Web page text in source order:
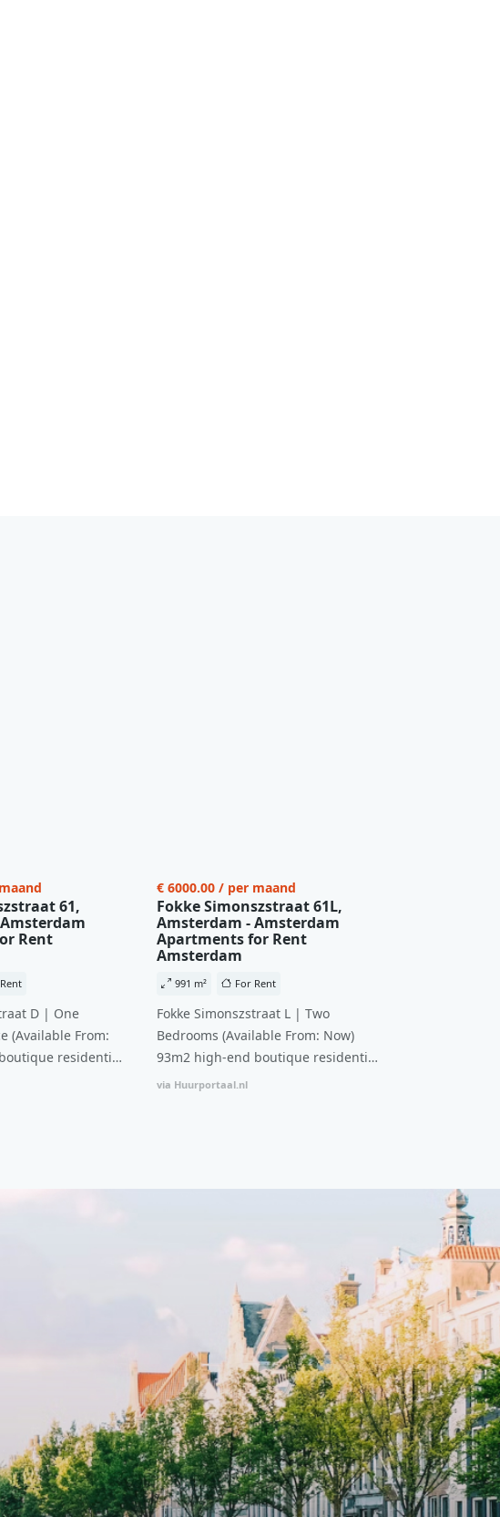
61,
Rent
D | One
(Available From:
residential
feautring an
bicycle parking
lobby with an
communal
incorporates
€ 6000.00 / per maand
Fokke Simonszstraat 61L,
Amsterdam - Amsterdam
Apartments for Rent
Amsterdam
991 m² For Rent
Fokke Simonszstraat L | Two
Bedrooms (Available From: Now)
93m2 high-end boutique residential
complex in De Pijp feautring an
93m2, ready-to-live, contemporary
spaces.The building incorporates
solar panels to generate energy
supply. The windows have solar
control glazing, and the apartments
have climate control driven by a
thermal energy storage system.
Underfloor heating and cooling
contribute to a healthy indoor
environment. The atriums' seasonal
green walls provide natural summer
via Huurportaal.nl